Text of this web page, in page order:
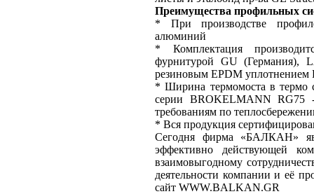
Преимущества профильных
* При производстве
алюминий
* Комплектация
фурнитурой GU (Германия),
резиновым EPDM
* Ширина термомоста в
серии BROKELMANN RG75 -
требованиям по
* Вся продукция
Сегодня фирма «БАЛКАН»
эффективно действующей
взаимовыгодному
деятельности компании и её
сайт WWW.BALKAN.GR